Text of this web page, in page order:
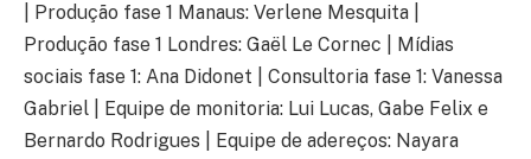
| Produção fase 1 Manaus: Verlene Mesquita |
Produção fase 1 Londres: Gaël Le Cornec | Mídias
sociais fase 1: Ana Didonet | Consultoria fase 1: Vanessa
Gabriel | Equipe de monitoria: Lui Lucas, Gabe Felix e
Bernardo Rodrigues | Equipe de adereços: Nayara